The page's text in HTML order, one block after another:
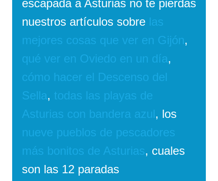
escapada a Asturias no te pierdas
nuestros artículos sobre las
mejores cosas que ver en Gijón,
qué ver en Oviedo en un día,
cómo hacer el Descenso del
Sella, todas las playas de
Asturias con bandera azul, los
nueve pueblos de pescadores
más bonitos de Asturias, cuales
son las 12 paradas